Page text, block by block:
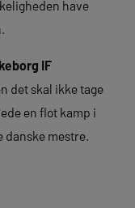
have
IF
det skal ikke tage
en flot kamp i
danske mestre.